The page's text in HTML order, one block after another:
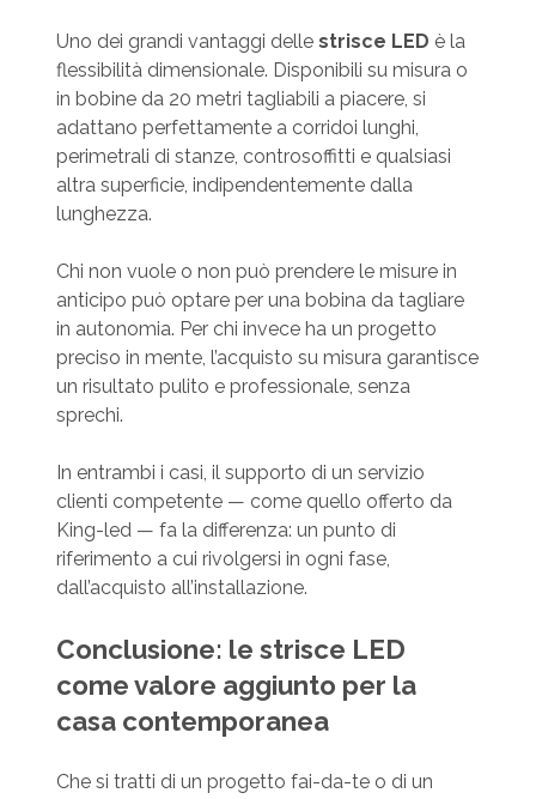
Uno dei grandi vantaggi delle strisce LED è la
flessibilità dimensionale. Disponibili su misura o
in bobine da 20 metri tagliabili a piacere, si
adattano perfettamente a corridoi lunghi,
perimetrali di stanze, controsoffitti e qualsiasi
altra superficie, indipendentemente dalla
lunghezza.
Chi non vuole o non può prendere le misure in
anticipo può optare per una bobina da tagliare
in autonomia. Per chi invece ha un progetto
preciso in mente, l’acquisto su misura garantisce
un risultato pulito e professionale, senza
sprechi.
In entrambi i casi, il supporto di un servizio
clienti competente — come quello offerto da
King-led — fa la differenza: un punto di
riferimento a cui rivolgersi in ogni fase,
dall’acquisto all’installazione.
Conclusione: le strisce LED
come valore aggiunto per la
casa contemporanea
Che si tratti di un progetto fai-da-te o di un